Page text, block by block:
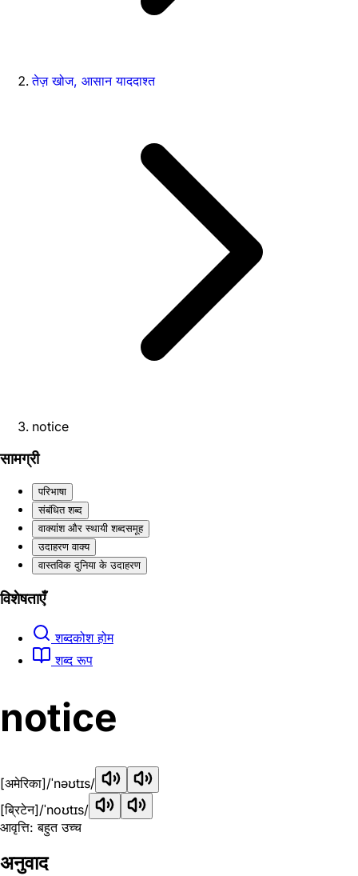
तेज़ खोज, आसान याददाश्त
notice
सामग्री
परिभाषा
संबंधित शब्द
वाक्यांश और स्थायी शब्दसमूह
उदाहरण वाक्य
वास्तविक दुनिया के उदाहरण
विशेषताएँ
शब्दकोश होम
शब्द रूप
notice
[अमेरिका]/ˈnəʊtɪs/
[ब्रिटेन]/ˈnoʊtɪs/
आवृत्ति: बहुत उच्च
अनुवाद